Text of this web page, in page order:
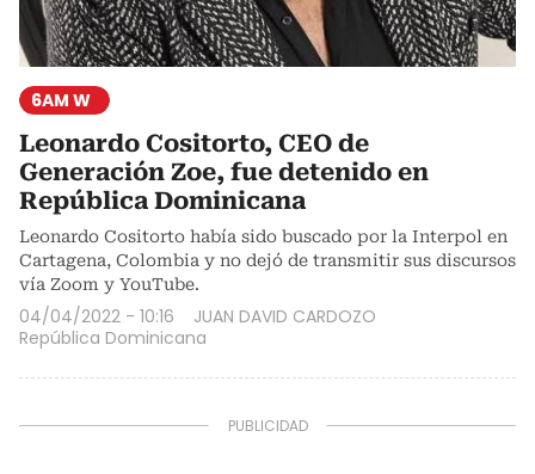
6AM W
Leonardo Cositorto, CEO de
Generación Zoe, fue detenido en
República Dominicana
Leonardo Cositorto había sido buscado por la Interpol en
Cartagena, Colombia y no dejó de transmitir sus discursos
vía Zoom y YouTube.
04/04/2022 - 10:16
JUAN DAVID CARDOZO
República Dominicana